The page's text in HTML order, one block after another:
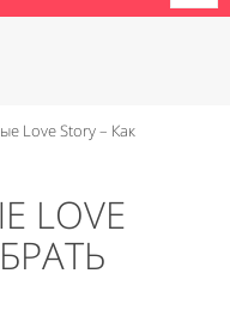
Love Story – Как
LOVE